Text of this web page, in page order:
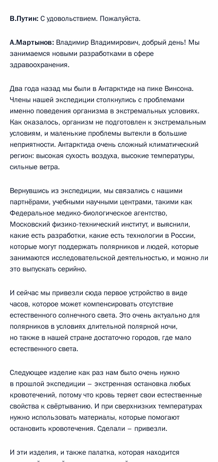
В.Путин: С удовольствием. Пожалуйста.
А.Мартынов: Владимир Владимирович, добрый день! Мы
занимаемся новыми разработками в сфере
здравоохранения.
Два года назад мы были в Антарктиде на пике Винсона.
Члены нашей экспедиции столкнулись с проблемами
именно поведения организма в экстремальных условиях.
Как оказалось, организм не подготовлен к экстремальным
условиям, и маленькие проблемы вытекли в большие
неприятности. Антарктида очень сложный климатический
регион: высокая сухость воздуха, высокие температуры,
сильные ветра.
Вернувшись из экспедиции, мы связались с нашими
партнёрами, учебными научными центрами, такими как
Федеральное медико-биологическое агентство,
Московский физико-технический институт, и выяснили,
какие есть разработки, какие есть технологии в России,
которые могут поддержать полярников и людей, которые
занимаются исследовательской деятельностью, и можно ли
это выпускать серийно.
И сейчас мы привезли сюда первое устройство в виде
часов, которое может компенсировать отсутствие
естественного солнечного света. Это очень актуально для
полярников в условиях длительной полярной ночи,
но также в нашей стране достаточно городов, где мало
естественного света.
Следующее изделие как раз нам было очень нужно
в прошлой экспедиции – экстренная остановка любых
кровотечений, потому что кровь теряет свои естественные
свойства к свёртыванию. И при сверхнизких температурах
нужно использовать материалы, которые помогают
остановить кровотечения. Сделали – привезли.
И эти изделия, и также палатка, которая находится